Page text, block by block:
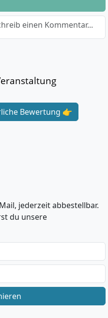
einen Kommentar...
Bewertung 👉
jederzeit abbestellbar.
du unsere